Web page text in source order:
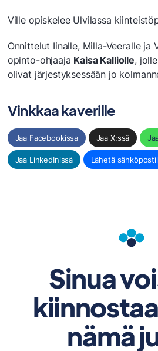
Ville opiskelee Ulvilassa
Onnittelut Iinalle, Milla-Veeralle ja
opinto-ohjaaja Kaisa Kalliolle,
olivat järjestyksessään jo
Vinkkaa kaverille
Jaa Facebookissa Jaa X:ssä
Jaa LinkedInissä Lähetä
Sinua
nämä